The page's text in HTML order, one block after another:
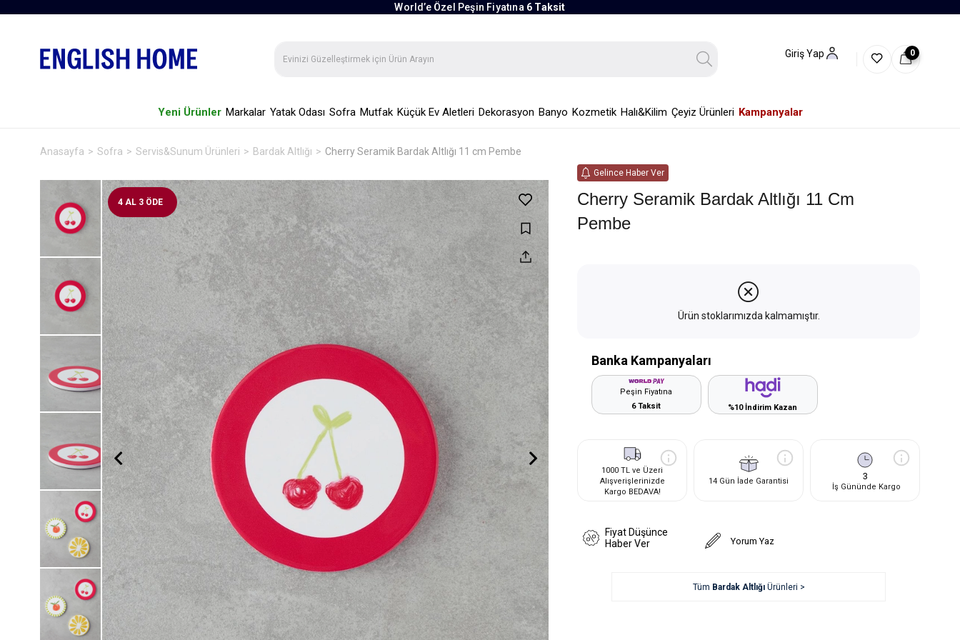
World’e Özel Peşin Fiyatına 6 Taksit
Giriş Yap 0
Yeni Ürünler Markalar Yatak Odası Sofra Mutfak Küçük Ev Aletleri Dekorasyon Banyo Kozmetik Halı&Kilim Çeyiz Ürünleri Kampanyalar
Anasayfa Sofra Servis&Sunum Ürünleri Bardak Altlığı Cherry Seramik Bardak Altlığı 11 cm Pembe
4 AL 3 ÖDE
Gelince Haber Ver
Cherry Seramik Bardak Altlığı 11 Cm
Pembe
Ürün stoklarımızda kalmamıştır.
Banka Kampanyaları
Peşin Fiyatına
6 Taksit
%10 İndirim Kazan
1000 TL ve Üzeri
Alışverişlerinizde
Kargo BEDAVA!
14 Gün İade Garantisi 3
İş Gününde Kargo
Fiyat Düşünce
Haber Ver
Yorum Yaz
Tüm Bardak AltlığıÜrünleri >